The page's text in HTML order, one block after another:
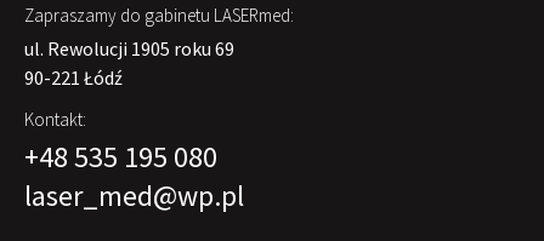
Zapraszamy do gabinetu LASERmed:
ul. Rewolucji 1905 roku 69
90-221 Łódź
Kontakt:
+48 535 195 080
laser_med@wp.pl